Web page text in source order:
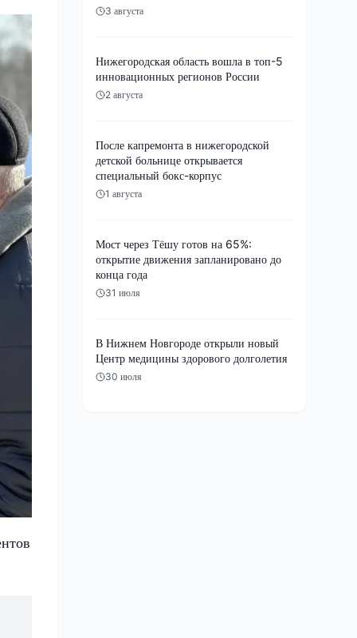
3 августа
Нижегородская область вошла в топ-5
инновационных регионов России
2 августа
После капремонта в нижегородской
детской больнице открывается
специальный бокс-корпус
1 августа
Мост через Тёшу готов на 65%:
открытие движения запланировано до
конца года
31 июля
В Нижнем Новгороде открыли новый
Центр медицины здорового долголетия
30 июля